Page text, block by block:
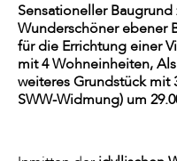
Sensationeller
Wunderschöner ebener
für die Errichtung einer
mit 4 Wohneinheiten,
weiteres Grundstück mit
SWW-Widmung) um